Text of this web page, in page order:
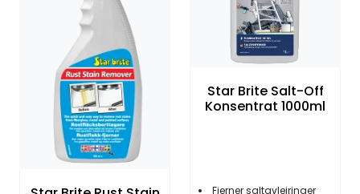
Star Brite Salt-Off
Konsentrat 1000ml
Fjerner saltavleiringer
Båtpleie/Opplag
Seil
Outlet
Kampanje